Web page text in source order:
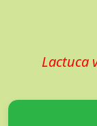
Lactuca